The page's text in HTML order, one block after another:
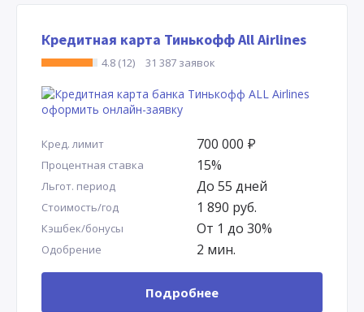
Кредитная карта Тинькофф All Airlines
4.8 (12) 31 387 заявок
Кред. лимит 700 000 Р
Процентная ставка 15%
Льгот. период До 55 дней
Стоимость/год 1 890 руб.
Кэшбек/бонусы От 1 до 30%
Одобрение 2 мин.
Подробнее